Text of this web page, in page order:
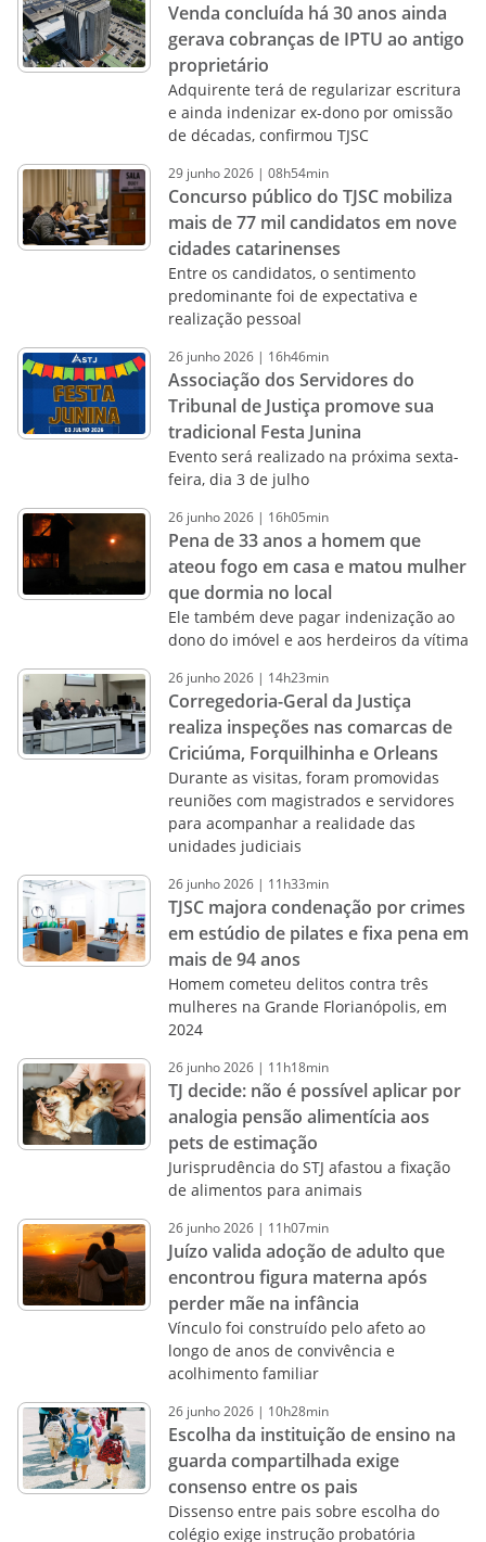
Venda concluída há 30 anos ainda
gerava cobranças de IPTU ao antigo
proprietário
Adquirente terá de regularizar escritura
e ainda indenizar ex-dono por omissão
de décadas, confirmou TJSC
29 junho2026 | 08h54min
Concurso público do TJSC mobiliza
mais de 77 mil candidatos em nove
cidades catarinenses
Entre os candidatos, o sentimento
predominante foi de expectativa e
realização pessoal
26 junho2026 | 16h46min
Associação dos Servidores do
Tribunal de Justiça promove sua
tradicional Festa Junina
Evento será realizado na próxima sexta-
feira, dia 3 de julho
26 junho2026 | 16h05min
Pena de 33 anos a homem que
ateou fogo em casa e matou mulher
que dormia no local
Ele também deve pagar indenização ao
dono do imóvel e aos herdeiros da vítima
26 junho2026 | 14h23min
Corregedoria-Geral da Justiça
realiza inspeções nas comarcas de
Criciúma, Forquilhinha e Orleans
Durante as visitas, foram promovidas
reuniões com magistrados e servidores
para acompanhar a realidade das
unidades judiciais
26 junho2026 | 11h33min
TJSC majora condenação por crimes
em estúdio de pilates e fixa pena em
mais de 94 anos
Homem cometeu delitos contra três
mulheres na Grande Florianópolis, em
2024
26 junho2026 | 11h18min
TJ decide: não é possível aplicar por
analogia pensão alimentícia aos
pets de estimação
Jurisprudência do STJ afastou a fixação
de alimentos para animais
26 junho2026 | 11h07min
Juízo valida adoção de adulto que
encontrou figura materna após
perder mãe na infância
Vínculo foi construído pelo afeto ao
longo de anos de convivência e
acolhimento familiar
26 junho2026 | 10h28min
Escolha da instituição de ensino na
guarda compartilhada exige
consenso entre os pais
Dissenso entre pais sobre escolha do
colégio exige instrução probatória